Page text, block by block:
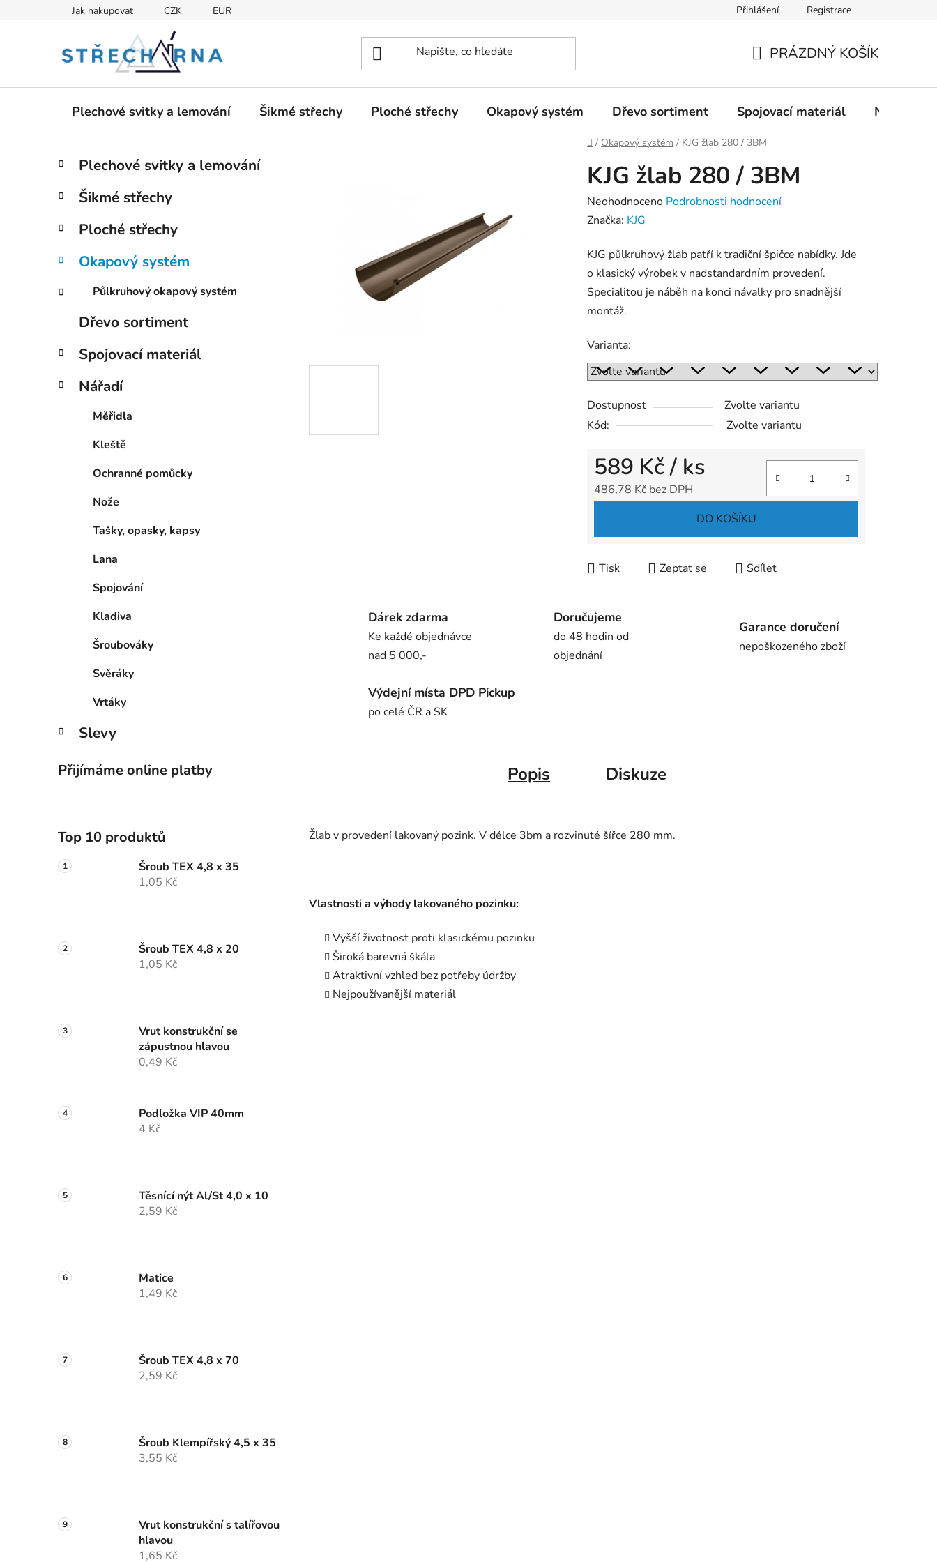
Jak nakupovat CZK EUR Přihlášení Registrace
KOŠÍK
PRÁZDNÝ KOŠÍK
Plechové svitky a lemování Šikmé střechy Ploché střechy Okapový systém Dřevo sortiment Spojovací materiál Nářadí
Domů
/ Okapový systém / KJG žlab 280 / 3BM
P
s
r
n
n
í
n
l
Přeskočit
kategorie
K
a
e
o
i
Plechové svitky a lemování
Šikmé střechy
Ploché střechy
Okapový systém
Půlkruhový okapový systém
Dřevo sortiment
Spojovací materiál
Nářadí
Měřidla
Kleště
Ochranné pomůcky
Nože
Tašky, opasky, kapsy
Lana
Spojování
Kladiva
Šroubováky
Svěráky
Vrtáky
Slevy
Přijímáme online platby
Top 10 produktů
Šroub TEX 4,8 x 35
1,05 Kč
Šroub TEX 4,8 x 20
1,05 Kč
Vrut konstrukční se
zápustnou hlavou
0,49 Kč
Podložka VIP 40mm
4 Kč
Těsnící nýt Al/St 4,0 x 10
2,59 Kč
Matice
1,49 Kč
Šroub TEX 4,8 x 70
2,59 Kč
Šroub Klempířský 4,5 x 35
3,55 Kč
Vrut konstrukční s talířovou
hlavou
1,65 Kč
KJG žlab 280 / 3BM
Průměrné
hodnocení
je
0,0
z
5
Neohodnoceno Podrobnosti hodnocení
Značka: KJG
KJG půlkruhový žlab patří k tradiční špičce nabídky. Jde
o klasický výrobek v nadstandardním provedení.
Specialitou je náběh na konci návalky pro snadnější
montáž.
Varianta:
Dostupnost
Zvolte variantu
Kód:
Zvolte variantu
589 Kč/ ks
486,78 Kč bez DPH
DO KOŠÍKU
Tisk Zeptat se Sdílet
Dárek zdarma
Ke každé objednávce
nad 5 000,-
Doručujeme
do 48 hodin od
objednání
Garance doručení
nepoškozeného zboží
Výdejní místa DPD Pickup
po celé ČR a SK
Popis Diskuze
Žlab v provedení lakovaný pozink. V délce 3bm a rozvinuté šířce 280 mm.
Vlastnosti a výhody lakovaného pozinku:
Vyšší životnost proti klasickému pozinku
Široká barevná škála
Atraktivní vzhled bez potřeby údržby
Nejpoužívanější materiál